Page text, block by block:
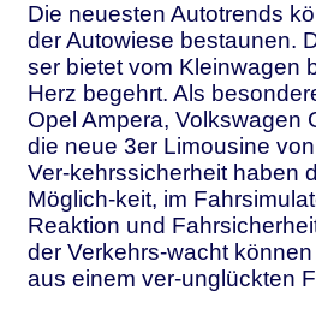
Die neuesten Autotrends
der Autowiese bestaunen.
ser bietet vom Kleinwagen
Herz begehrt. Als
Opel Ampera, Volkswagen
die neue 3er Limousine
Ver-kehrssicherheit haben
Möglich-keit, im
Reaktion und
der Verkehrs-wacht
aus einem ver-unglückten